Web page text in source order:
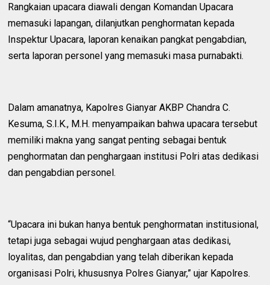
Rangkaian upacara diawali dengan Komandan Upacara
memasuki lapangan, dilanjutkan penghormatan kepada
Inspektur Upacara, laporan kenaikan pangkat pengabdian,
serta laporan personel yang memasuki masa purnabakti.
Dalam amanatnya, Kapolres Gianyar AKBP Chandra C.
Kesuma, S.I.K., M.H. menyampaikan bahwa upacara tersebut
memiliki makna yang sangat penting sebagai bentuk
penghormatan dan penghargaan institusi Polri atas dedikasi
dan pengabdian personel.
“Upacara ini bukan hanya bentuk penghormatan institusional,
tetapi juga sebagai wujud penghargaan atas dedikasi,
loyalitas, dan pengabdian yang telah diberikan kepada
organisasi Polri, khususnya Polres Gianyar,” ujar Kapolres.